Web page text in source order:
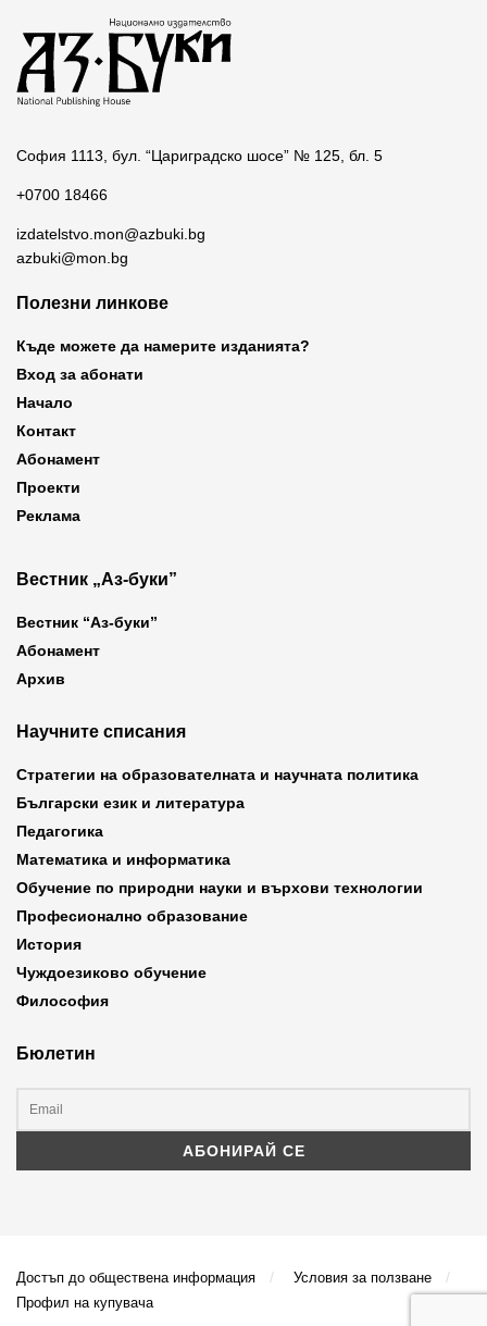
София 1113, бул. “Цариградско шосе” № 125, бл. 5
+0700 18466
izdatelstvo.mon@azbuki.bg
azbuki@mon.bg
Полезни линкове
Къде можете да намерите изданията?
Вход за абонати
Начало
Контакт
Абонамент
Проекти
Реклама
Вестник „Аз-буки”
Вестник “Аз-буки”
Абонамент
Архив
Научните списания
Стратегии на образователната и научната политика
Български език и литература
Педагогика
Математика и информатика
Обучение по природни науки и върхови технологии
Професионално образование
История
Чуждоезиково обучение
Философия
Бюлетин
Достъп до обществена информация
Условия за ползване
Профил на купувача